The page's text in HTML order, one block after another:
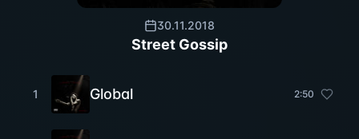
30.11.2018
Street Gossip
1 Global 2:50